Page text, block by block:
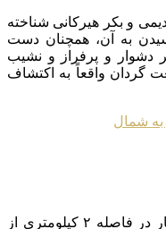
و بکر هیرکانی شناخته
به آن، همچنان دست
دشوار و پرفراز و نشیب
گردان واقعاً به اکتشاف
به شمال
جنگل کشپل چمستان به وسعت ۷ هکتار در فاصله ۲ کیلومتری از